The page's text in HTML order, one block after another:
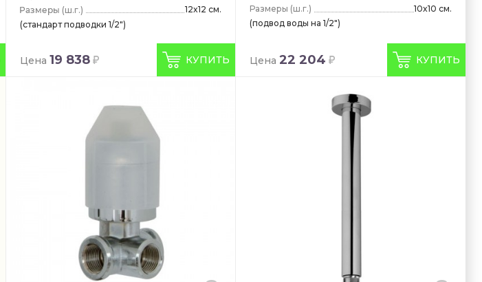
(ш.г.)
12x12 см.
(стандарт подводки 1/2")
Цена 19 838 КУПИТЬ
Размеры (ш.г.)
10x10 см.
(подвод воды на 1/2")
Цена 22 204 КУПИТЬ